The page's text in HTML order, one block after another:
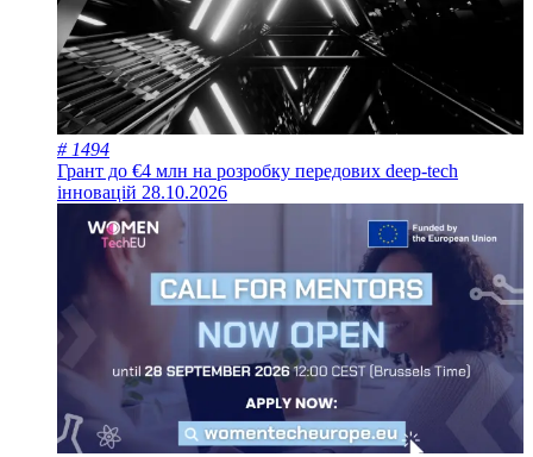
# 1494
Грант до €4 млн на розробку передових deep-tech
інновацій 28.10.2026